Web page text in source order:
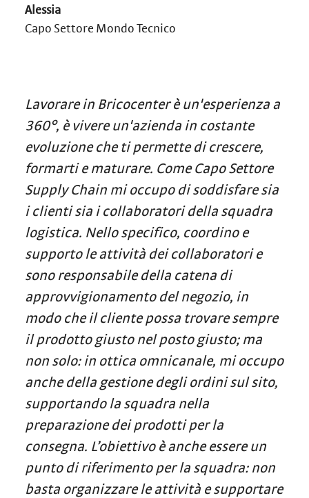
Alessia
Capo Settore Mondo Tecnico
Lavorare in Bricocenter è un'esperienza a
360°, è vivere un'azienda in costante
evoluzione che ti permette di crescere,
formarti e maturare. Come Capo Settore
Supply Chain mi occupo di soddisfare sia
i clienti sia i collaboratori della squadra
logistica. Nello specifico, coordino e
supporto le attività dei collaboratori e
sono responsabile della catena di
approvvigionamento del negozio, in
modo che il cliente possa trovare sempre
il prodotto giusto nel posto giusto; ma
non solo: in ottica omnicanale, mi occupo
anche della gestione degli ordini sul sito,
supportando la squadra nella
preparazione dei prodotti per la
consegna. L’obiettivo è anche essere un
punto di riferimento per la squadra: non
basta organizzare le attività e supportare